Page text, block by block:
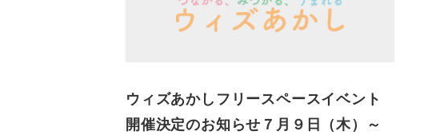
ウィズあかしフリースペースイベント
開催決定のお知らせ７月９日（木）～